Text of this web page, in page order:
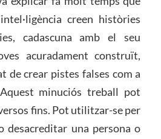
creen històries
cadascuna amb el seu
acuradament construït,
de crear pistes falses com a
minuciós treball pot
fins. Pot utilitzar-se per
desacreditar una persona o